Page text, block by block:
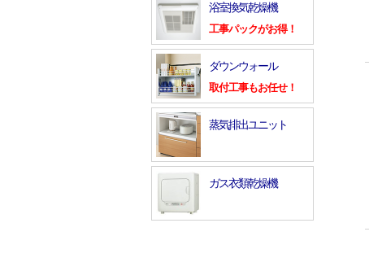
浴室換気乾燥機
工事パックがお得！
ダウンウォール
取付工事もお任せ！
蒸気排出ユニット
ガス衣類乾燥機